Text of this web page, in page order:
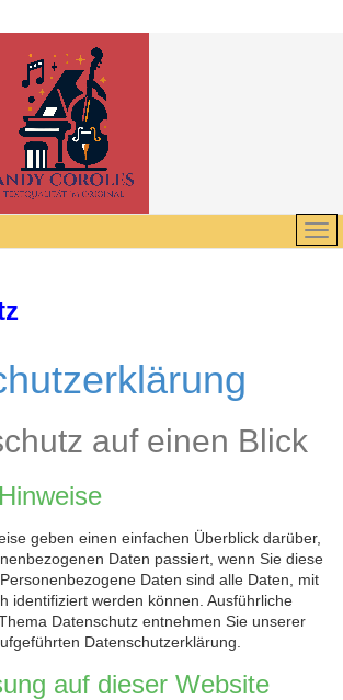
auf einen Blick
geben einen einfachen Überblick darüber,
Daten passiert, wenn Sie diese
Daten sind alle Daten, mit
identifiziert werden können. Ausführliche
Datenschutz entnehmen Sie unserer
Datenschutzerklärung.
auf dieser Website